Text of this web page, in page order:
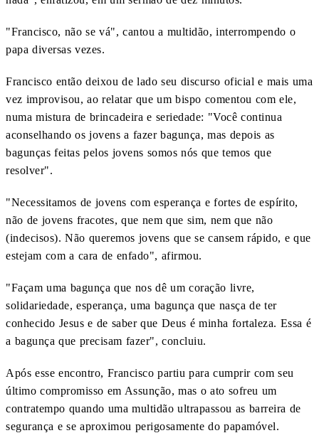
"Francisco, não se vá", cantou a multidão, interrompendo o
papa diversas vezes.
Francisco então deixou de lado seu discurso oficial e mais uma
vez improvisou, ao relatar que um bispo comentou com ele,
numa mistura de brincadeira e seriedade: "Você continua
aconselhando os jovens a fazer bagunça, mas depois as
bagunças feitas pelos jovens somos nós que temos que
resolver".
"Necessitamos de jovens com esperança e fortes de espírito,
não de jovens fracotes, que nem que sim, nem que não
(indecisos). Não queremos jovens que se cansem rápido, e que
estejam com a cara de enfado", afirmou.
"Façam uma bagunça que nos dê um coração livre,
solidariedade, esperança, uma bagunça que nasça de ter
conhecido Jesus e de saber que Deus é minha fortaleza. Essa é
a bagunça que precisam fazer", concluiu.
Após esse encontro, Francisco partiu para cumprir com seu
último compromisso em Assunção, mas o ato sofreu um
contratempo quando uma multidão ultrapassou as barreira de
segurança e se aproximou perigosamente do papamóvel.